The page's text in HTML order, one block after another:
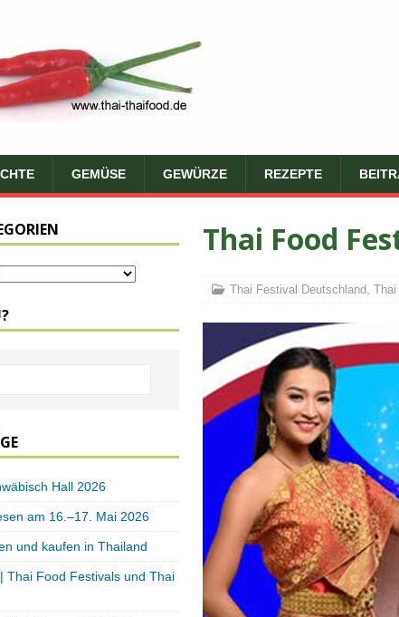
GEMÜSE GEWÜRZE REZEPTE
Thai Food
Thai Festival Deutschland,
Hall 2026
am 16.–17. Mai 2026
und kaufen in Thailand
Thai Food Festivals und Thai